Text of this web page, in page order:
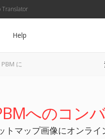
Translator
Help
に
へのコン
トマップ画像にオンライ